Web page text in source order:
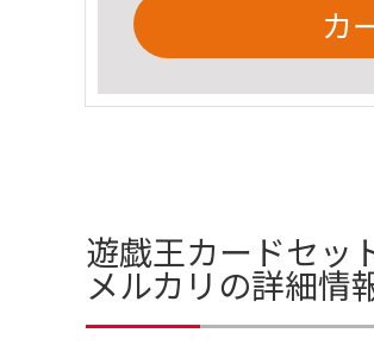
カ
遊戯王カードセッ
メルカリの詳細情